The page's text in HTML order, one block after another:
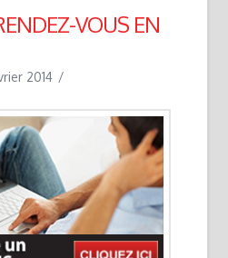
VOUS EN
2014